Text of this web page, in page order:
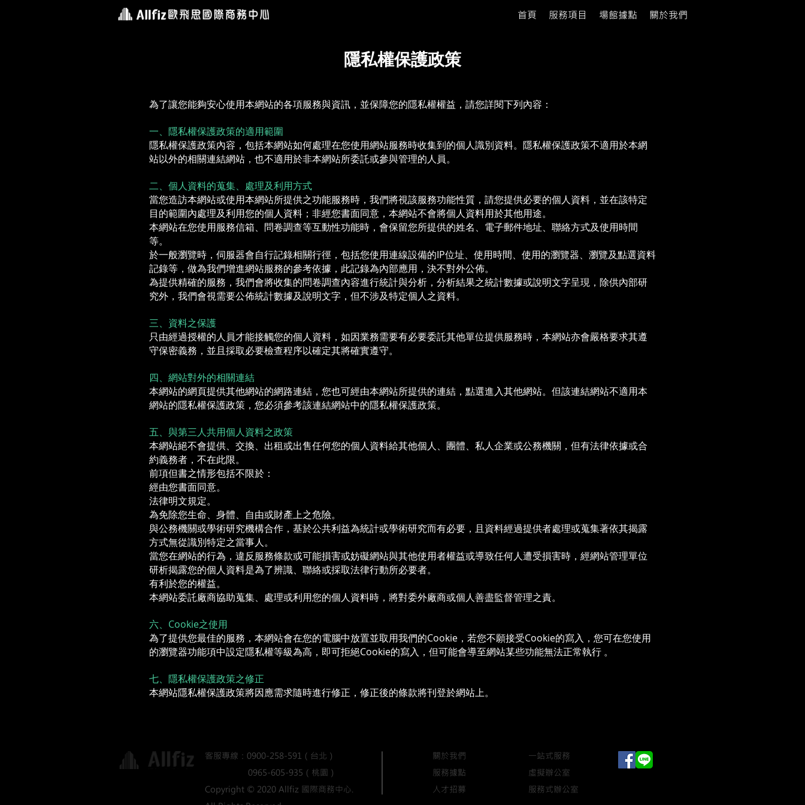
首頁 服務項目 場館據點 關於我們
隱私權保護政策
為了讓您能夠安心使用本網站的各項服務與資訊，並保障您的隱私權權益，請您詳閱下列內容：
一、隱私權保護政策的適用範圍
隱私權保護政策內容，包括本網站如何處理在您使用網站服務時收集到的個人識別資料。隱私權保護政策不適用於本網
站以外的相關連結網站，也不適用於非本網站所委託或參與管理的人員。
二、個人資料的蒐集、處理及利用方式
當您造訪本網站或使用本網站所提供之功能服務時，我們將視該服務功能性質，請您提供必要的個人資料，並在該特定
目的範圍內處理及利用您的個人資料；非經您書面同意，本網站不會將個人資料用於其他用途。
本網站在您使用服務信箱、問卷調查等互動性功能時，會保留您所提供的姓名、電子郵件地址、聯絡方式及使用時間
等。
於一般瀏覽時，伺服器會自行記錄相關行徑，包括您使用連線設備的IP位址、使用時間、使用的瀏覽器、瀏覽及點選資料
記錄等，做為我們增進網站服務的參考依據，此記錄為內部應用，決不對外公佈。
為提供精確的服務，我們會將收集的問卷調查內容進行統計與分析，分析結果之統計數據或說明文字呈現，除供內部研
究外，我們會視需要公佈統計數據及說明文字，但不涉及特定個人之資料。
三、資料之保護
只由經過授權的人員才能接觸您的個人資料，如因業務需要有必要委託其他單位提供服務時，本網站亦會嚴格要求其遵
守保密義務，並且採取必要檢查程序以確定其將確實遵守。
四、網站對外的相關連結
本網站的網頁提供其他網站的網路連結，您也可經由本網站所提供的連結，點選進入其他網站。但該連結網站不適用本
網站的隱私權保護政策，您必須參考該連結網站中的隱私權保護政策。
五、與第三人共用個人資料之政策
本網站絕不會提供、交換、出租或出售任何您的個人資料給其他個人、團體、私人企業或公務機關，但有法律依據或合
約義務者，不在此限。
前項但書之情形包括不限於：
經由您書面同意。
法律明文規定。
為免除您生命、身體、自由或財產上之危險。
與公務機關或學術研究機構合作，基於公共利益為統計或學術研究而有必要，且資料經過提供者處理或蒐集著依其揭露
方式無從識別特定之當事人。
當您在網站的行為，違反服務條款或可能損害或妨礙網站與其他使用者權益或導致任何人遭受損害時，經網站管理單位
研析揭露您的個人資料是為了辨識、聯絡或採取法律行動所必要者。
有利於您的權益。
本網站委託廠商協助蒐集、處理或利用您的個人資料時，將對委外廠商或個人善盡監督管理之責。
六、Cookie之使用
為了提供您最佳的服務，本網站會在您的電腦中放置並取用我們的Cookie，若您不願接受Cookie的寫入，您可在您使用
的瀏覽器功能項中設定隱私權等級為高，即可拒絕Cookie的寫入，但可能會導至網站某些功能無法正常執行 。
七、隱私權保護政策之修正
本網站隱私權保護政策將因應需求隨時進行修正，修正後的條款將刊登於網站上。
客服專線：0900-258-591（台北）
0965-605-935（桃園）
Copyright © 2020 Allfiz 國際商務中心.
關於我們
服務據點
​人才招募
一站式服務
​虛擬辦公室
服務式辦公室